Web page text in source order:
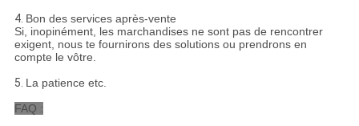
4. Bon des services après-vente
Si, inopinément, les marchandises ne sont pas de rencontrer
exigent, nous te fournirons des solutions ou prendrons en
compte le vôtre.
5. La patience etc.
FAQ :